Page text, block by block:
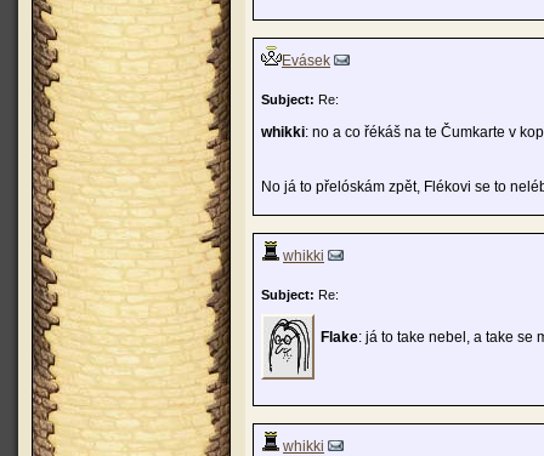
Evásek
Subject: Re:
whikki: no a co řékáš na te Čumkarte v
No já to přelóskám zpět, Flékovi se to
whikki
Subject: Re:
Flake: já to take nebel, a take se
whikki